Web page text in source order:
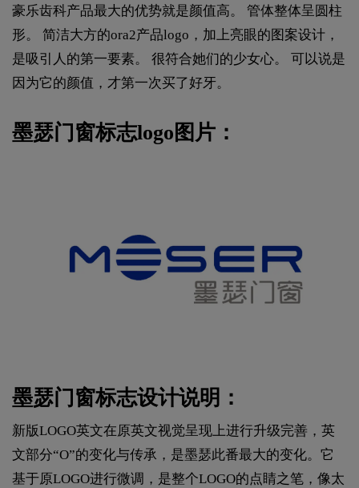
豪乐齿科产品最大的优势就是颜值高。 管体整体呈圆柱
形。 简洁大方的ora2产品logo，加上亮眼的图案设计，
是吸引人的第一要素。 很符合她们的少女心。 可以说是
因为它的颜值，才第一次买了好牙。
墨瑟门窗标志logo图片：
墨瑟门窗标志设计说明：
新版LOGO英文在原英文视觉呈现上进行升级完善，英
文部分“O”的变化与传承，是墨瑟此番最大的变化。它
基于原LOGO进行微调，是整个LOGO的点睛之笔，像太